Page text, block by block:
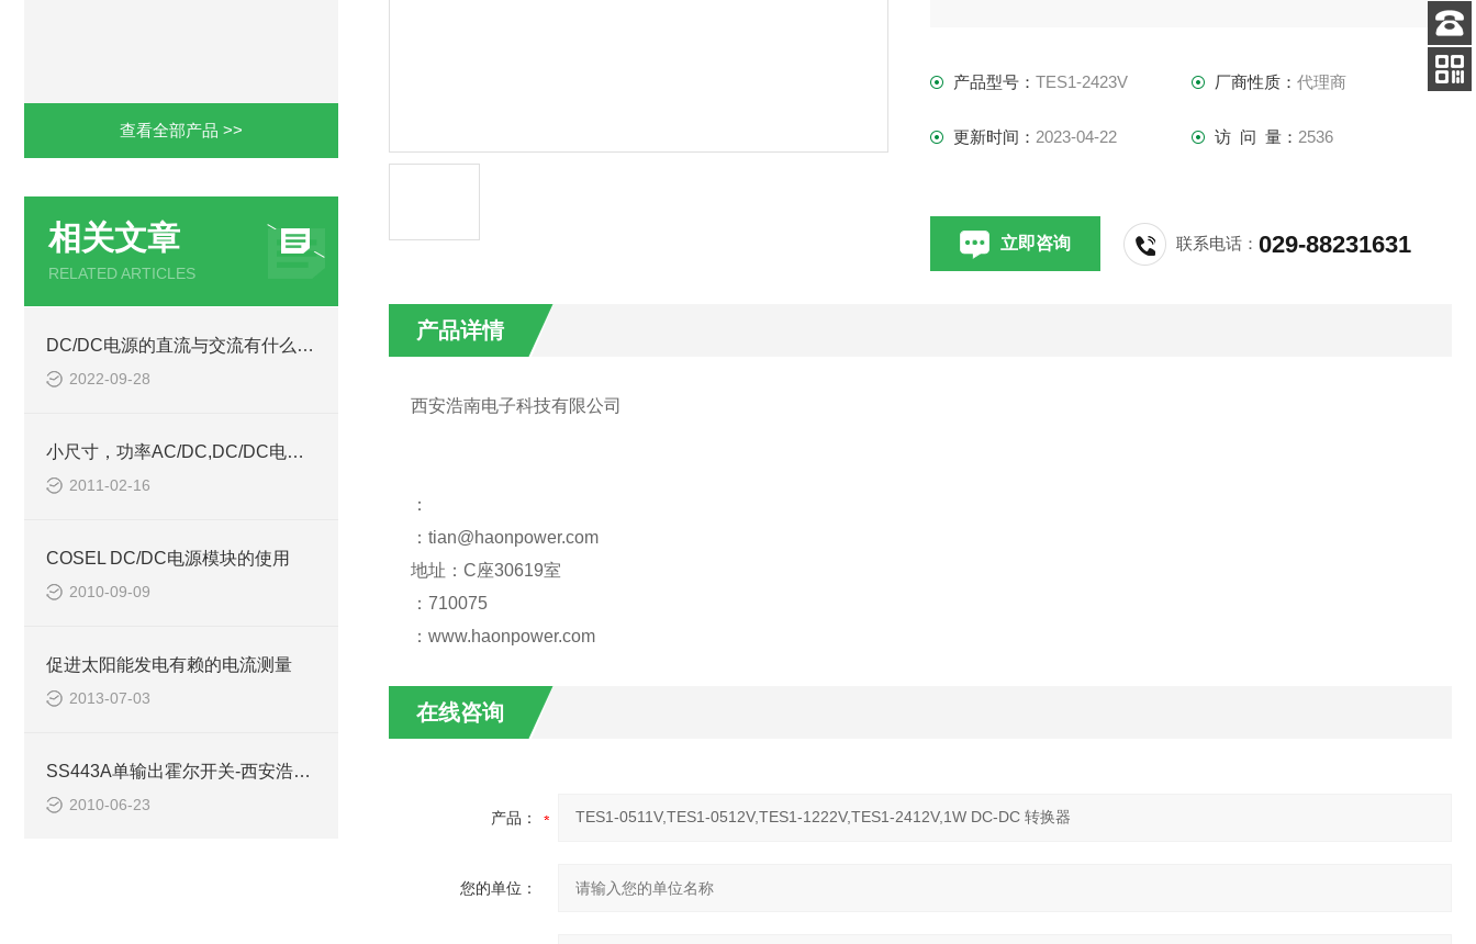
查看全部产品 >>
相关文章
RELATED ARTICLES
DC/DC电源的直流与交流有什么区别
2022-09-28
小尺寸，功率AC/DC,DC/DC电源模块西安浩南电子
2011-02-16
COSEL DC/DC电源模块的使用
2010-09-09
促进太阳能发电有赖的电流测量
2013-07-03
SS443A单输出霍尔开关-西安浩南电子科技
2010-06-23
–40 to +75°C
产品型号：TES1-2423V 厂商性质： 代理商
更新时间： 2023-04-22 访 问 量： 2536
立即咨询 联系电话：029-88231631
产品详情
西安浩南电子科技有限公司
：
：tian@haonpower.com
地址：C座30619室
：710075
：www.haonpower.com
在线咨询
产品：
您的单位：
客服
电话